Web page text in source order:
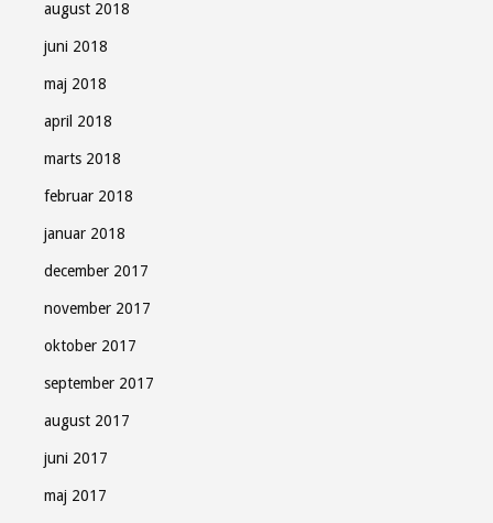
august 2018
juni 2018
maj 2018
april 2018
marts 2018
februar 2018
januar 2018
december 2017
november 2017
oktober 2017
september 2017
august 2017
juni 2017
maj 2017